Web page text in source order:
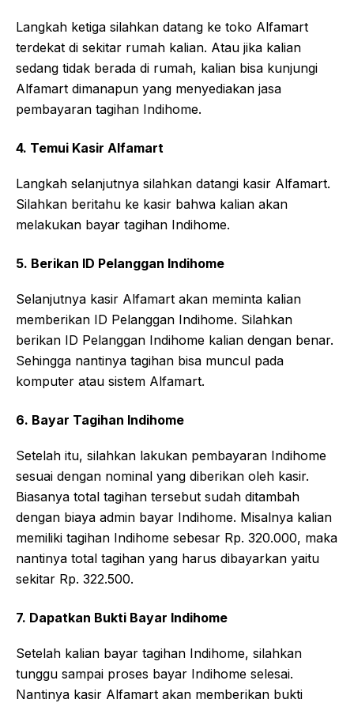
Langkah ketiga silahkan datang ke toko Alfamart
terdekat di sekitar rumah kalian. Atau jika kalian
sedang tidak berada di rumah, kalian bisa kunjungi
Alfamart dimanapun yang menyediakan jasa
pembayaran tagihan Indihome.
4. Temui Kasir Alfamart
Langkah selanjutnya silahkan datangi kasir Alfamart.
Silahkan beritahu ke kasir bahwa kalian akan
melakukan bayar tagihan Indihome.
5. Berikan ID Pelanggan Indihome
Selanjutnya kasir Alfamart akan meminta kalian
memberikan ID Pelanggan Indihome. Silahkan
berikan ID Pelanggan Indihome kalian dengan benar.
Sehingga nantinya tagihan bisa muncul pada
komputer atau sistem Alfamart.
6. Bayar Tagihan Indihome
Setelah itu, silahkan lakukan pembayaran Indihome
sesuai dengan nominal yang diberikan oleh kasir.
Biasanya total tagihan tersebut sudah ditambah
dengan biaya admin bayar Indihome. Misalnya kalian
memiliki tagihan Indihome sebesar Rp. 320.000, maka
nantinya total tagihan yang harus dibayarkan yaitu
sekitar Rp. 322.500.
7. Dapatkan Bukti Bayar Indihome
Setelah kalian bayar tagihan Indihome, silahkan
tunggu sampai proses bayar Indihome selesai.
Nantinya kasir Alfamart akan memberikan bukti